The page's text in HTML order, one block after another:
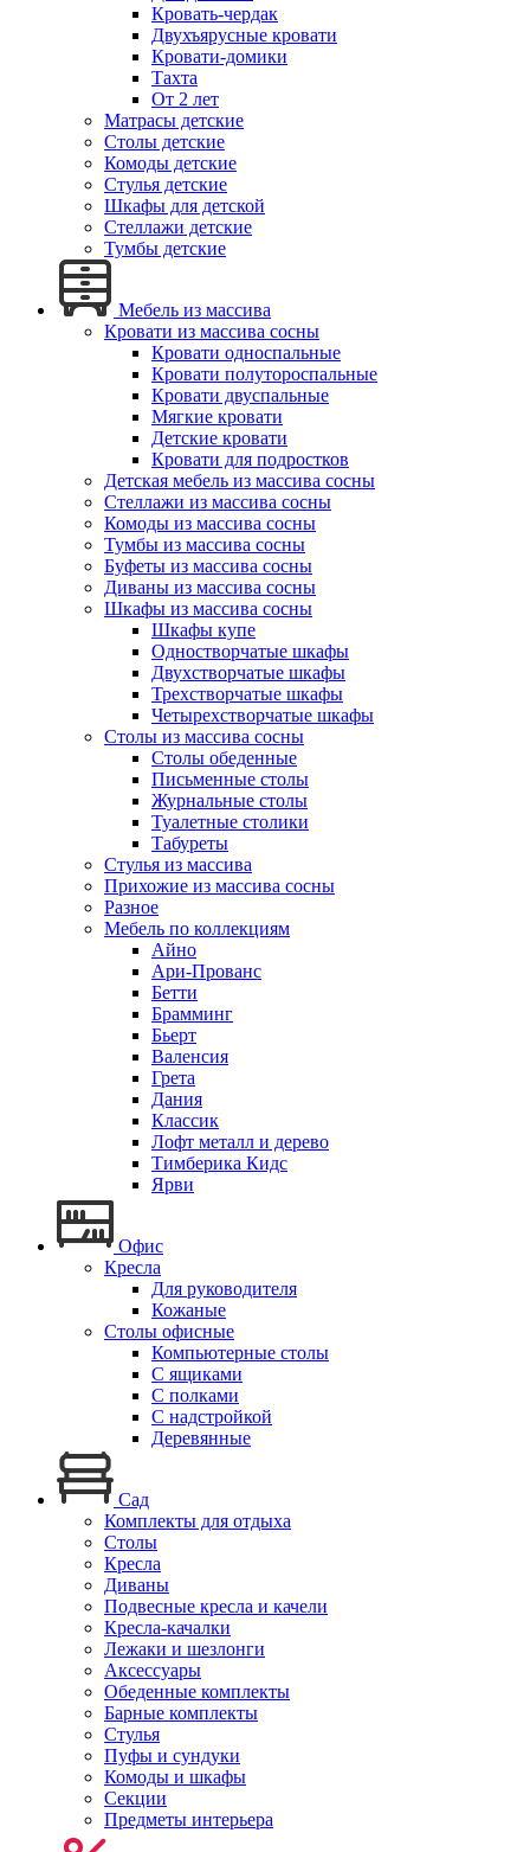
Кровать-чердак
Двухъярусные кровати
Кровати-домики
Тахта
От 2 лет
Матрасы детские
Столы детские
Комоды детские
Стулья детские
Шкафы для детской
Стеллажи детские
Тумбы детские
Мебель из массива
Кровати из массива сосны
Кровати односпальные
Кровати полутороспальные
Кровати двуспальные
Мягкие кровати
Детские кровати
Кровати для подростков
Детская мебель из массива сосны
Стеллажи из массива сосны
Комоды из массива сосны
Тумбы из массива сосны
Буфеты из массива сосны
Диваны из массива сосны
Шкафы из массива сосны
Шкафы купе
Одностворчатые шкафы
Двухстворчатые шкафы
Трехстворчатые шкафы
Четырехстворчатые шкафы
Столы из массива сосны
Столы обеденные
Письменные столы
Журнальные столы
Туалетные столики
Табуреты
Стулья из массива
Прихожие из массива сосны
Разное
Мебель по коллекциям
Айно
Ари-Прованс
Бетти
Брамминг
Бьерт
Валенсия
Грета
Дания
Классик
Лофт металл и дерево
Тимберика Кидс
Ярви
Офис
Кресла
Для руководителя
Кожаные
Столы офисные
Компьютерные столы
С ящиками
С полками
С надстройкой
Деревянные
Сад
Комплекты для отдыха
Столы
Кресла
Диваны
Подвесные кресла и качели
Кресла-качалки
Лежаки и шезлонги
Аксессуары
Обеденные комплекты
Барные комплекты
Стулья
Пуфы и сундуки
Комоды и шкафы
Секции
Предметы интерьера